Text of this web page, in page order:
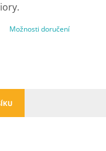
Možnosti doručení